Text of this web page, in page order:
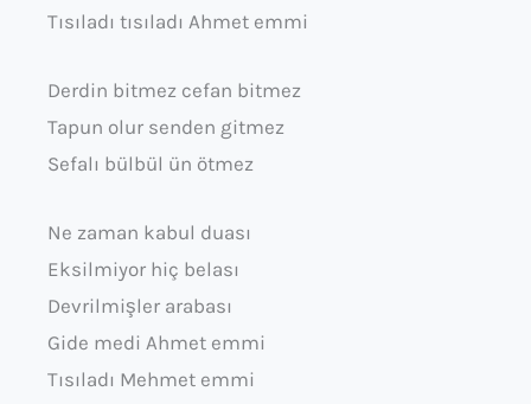
Tısıladı tısıladı Ahmet emmi
Derdin bitmez cefan bitmez
Tapun olur senden gitmez
Sefalı bülbül ün ötmez
Ne zaman kabul duası
Eksilmiyor hiç belası
Devrilmişler arabası
Gide medi Ahmet emmi
Tısıladı Mehmet emmi